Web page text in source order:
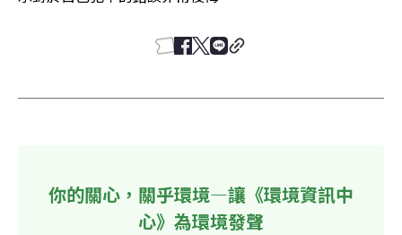
你的關心，關乎環境—讓《環境資訊中
心》為環境發聲